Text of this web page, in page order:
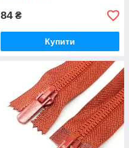
84 ₴
Купити